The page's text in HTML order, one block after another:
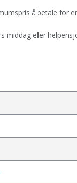
å betale for
middag eller